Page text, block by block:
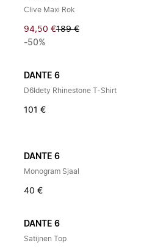
Clive Maxi Rok
94,50 €189 €
-50%
DANTE 6
D6Idety Rhinestone T-Shirt
101 €
DANTE 6
Monogram Sjaal
40 €
DANTE 6
Satijnen Top